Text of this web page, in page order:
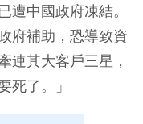
遭中國政府凍結。
府補助，恐導致資
連其大客戶三星，
死了。」